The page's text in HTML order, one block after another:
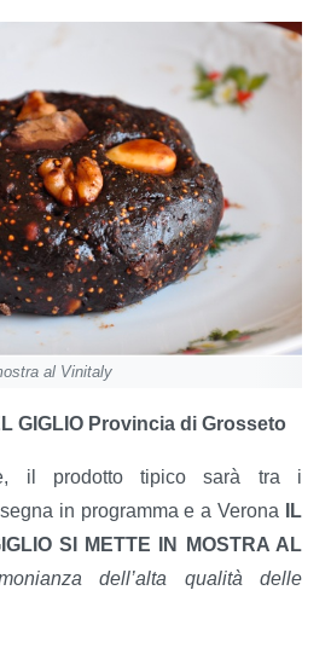
al Vinitaly
GIGLIO Provincia di Grosseto
il prodotto tipico sarà tra i
in programma e a Verona
IL
SI METTE IN MOSTRA AL
dell’alta qualità delle